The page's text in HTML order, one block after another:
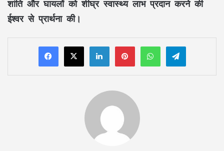
ईश्वर से प्रार्थना की।
LinkedInPinterestWhatsAppTelegram